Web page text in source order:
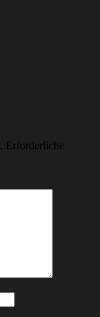
Erforderliche